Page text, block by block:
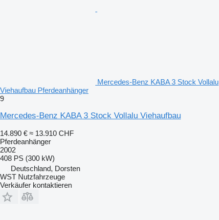
Mercedes-Benz KABA 3 Stock Vollalu
Viehaufbau Pferdeanhänger
9
Mercedes-Benz KABA 3 Stock Vollalu Viehaufbau
14.890 € ≈ 13.910 CHF
Pferdeanhänger
2002
408 PS (300 kW)
Deutschland, Dorsten
WST Nutzfahrzeuge
Verkäufer kontaktieren